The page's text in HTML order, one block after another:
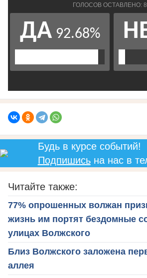
Будь в курсе событий!
Подпишисьна нас в
Читайте также:
77% опрошенных волжан
жизнь им портят бездомные
улицах Волжского
Близ Волжского заложена
аллея